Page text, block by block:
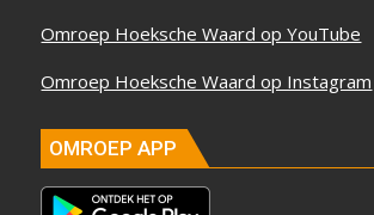
Omroep Hoeksche Waard op YouTube
Omroep Hoeksche Waard op Instagram
OMROEP APP